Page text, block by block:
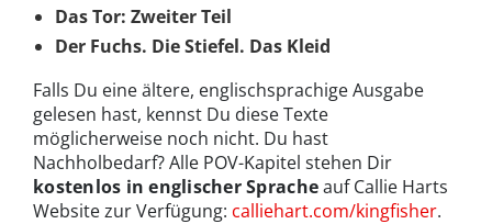
Das Tor: Zweiter Teil
Der Fuchs. Die Stiefel. Das Kleid
Falls Du eine ältere, englischsprachige Ausgabe
gelesen hast, kennst Du diese Texte
möglicherweise noch nicht. Du hast
Nachholbedarf? Alle POV-Kapitel stehen Dir
kostenlos in englischer Spracheauf Callie Harts
Website zur Verfügung: calliehart.com/kingfisher.